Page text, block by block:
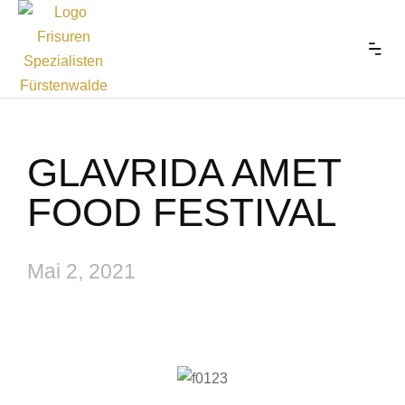
GLAVRIDA AMET
FOOD FESTIVAL
Mai 2, 2021